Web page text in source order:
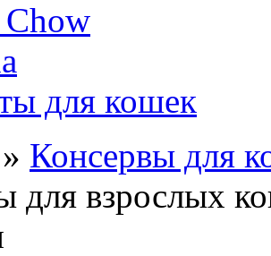
Chow
для кошек
» Консервы для
для взрослых